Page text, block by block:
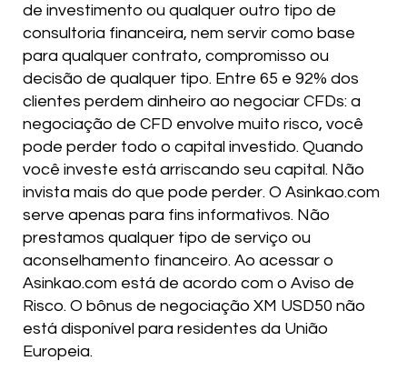
de investimento ou qualquer outro tipo de
consultoria financeira, nem servir como base
para qualquer contrato, compromisso ou
decisão de qualquer tipo. Entre 65 e 92% dos
clientes perdem dinheiro ao negociar CFDs: a
negociação de CFD envolve muito risco, você
pode perder todo o capital investido. Quando
você investe está arriscando seu capital. Não
invista mais do que pode perder. O Asinkao.com
serve apenas para fins informativos. Não
prestamos qualquer tipo de serviço ou
aconselhamento financeiro. Ao acessar o
Asinkao.com está de acordo com o Aviso de
Risco. O bônus de negociação XM USD50 não
está disponível para residentes da União
Europeia.